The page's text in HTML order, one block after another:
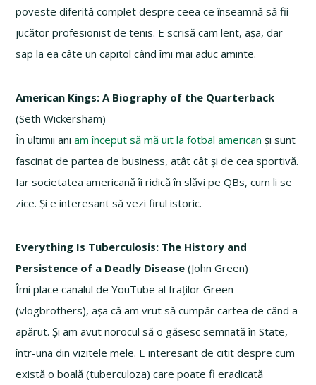
poveste diferită complet despre ceea ce înseamnă să fii
jucător profesionist de tenis. E scrisă cam lent, așa, dar
sap la ea câte un capitol când îmi mai aduc aminte.
American Kings: A Biography of the Quarterback
(Seth Wickersham)
În ultimii aniam început să mă uit la fotbal american și sunt
fascinat de partea de business, atât cât și de cea sportivă.
Iar societatea americană îi ridică în slăvi pe QBs, cum li se
zice. Și e interesant să vezi firul istoric.
Everything Is Tuberculosis: The History and
Persistence of a Deadly Disease (John Green)
Îmi place canalul de YouTube al fraților Green
(vlogbrothers), așa că am vrut să cumpăr cartea de când a
apărut. Și am avut norocul să o găsesc semnată în State,
într-una din vizitele mele. E interesant de citit despre cum
există o boală (tuberculoza) care poate fi eradicată